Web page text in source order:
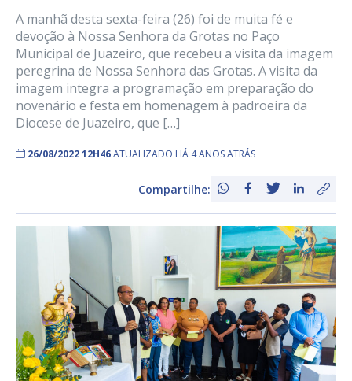
A manhã desta sexta-feira (26) foi de muita fé e
devoção à Nossa Senhora da Grotas no Paço
Municipal de Juazeiro, que recebeu a visita da imagem
peregrina de Nossa Senhora das Grotas. A visita da
imagem integra a programação em preparação do
novenário e festa em homenagem à padroeira da
Diocese de Juazeiro, que […]
26/08/2022 12H46ATUALIZADO HÁ 4 ANOS ATRÁS
Compartilhe: